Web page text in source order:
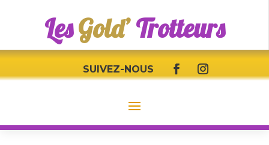
LesGold’Trotteurs
SUIVEZ-NOUS